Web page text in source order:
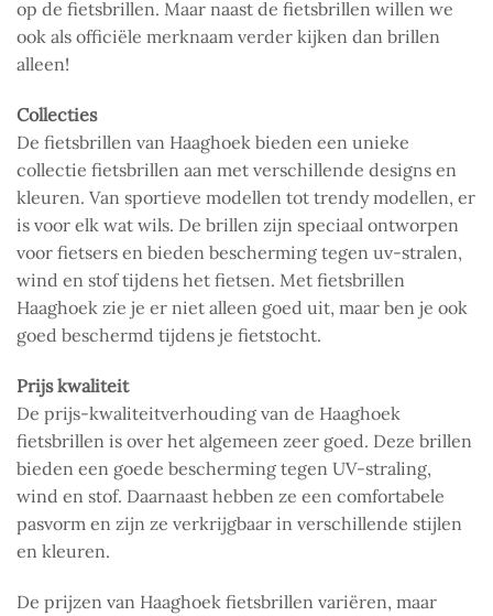
op de fietsbrillen. Maar naast de fietsbrillen willen we
ook als officiële merknaam verder kijken dan brillen
alleen!
Collecties
De fietsbrillen van Haaghoek bieden een unieke
collectie fietsbrillen aan met verschillende designs en
kleuren. Van sportieve modellen tot trendy modellen, er
is voor elk wat wils. De brillen zijn speciaal ontworpen
voor fietsers en bieden bescherming tegen uv-stralen,
wind en stof tijdens het fietsen. Met fietsbrillen
Haaghoek zie je er niet alleen goed uit, maar ben je ook
goed beschermd tijdens je fietstocht.
Prijs kwaliteit
De prijs-kwaliteitverhouding van de Haaghoek
fietsbrillen is over het algemeen zeer goed. Deze brillen
bieden een goede bescherming tegen UV-straling,
wind en stof. Daarnaast hebben ze een comfortabele
pasvorm en zijn ze verkrijgbaar in verschillende stijlen
en kleuren.
De prijzen van Haaghoek fietsbrillen variëren, maar